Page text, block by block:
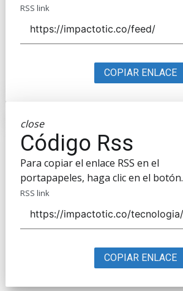
RSS link
COPIAR ENLACE
close
Código Rss
Para copiar el enlace RSS en el
portapapeles, haga clic en el botón.
RSS link
COPIAR ENLACE